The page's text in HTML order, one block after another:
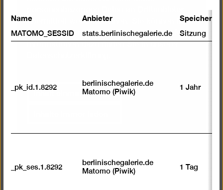
übermittelt werden können. Sie können Ihre
Auswahl jederzeit rückgängig machen. Mehr
Informationen dazu finden Sie in unserer
Inhalt einmal anzeigen
Name Anbieter
MATOMO_SESSID stats.berlinischegalerie.de Sitzung
_pk_id.1.8292
berlinischegalerie.de
Matomo (Piwik)
1 Jahr
_pk_ses.1.8292
berlinischegalerie.de
Matomo (Piwik)
1 Tag